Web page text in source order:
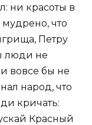
ни красоты в
что
Петру
люди не
вовсе бы не
народ, что
кричать:
Красный